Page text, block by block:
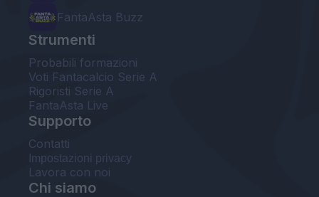
FantaAsta Buzz
Strumenti
Probabili formazioni
Voti Fantacalcio Serie A
Rigoristi Serie A
FantaAsta Live
Supporto
Contatti
Impostazioni privacy
Lavora con noi
Chi siamo